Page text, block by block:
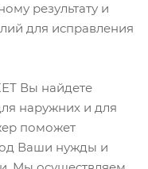
результату и
для исправления
Вы найдете
наружних и для
поможет
Ваши нужды и